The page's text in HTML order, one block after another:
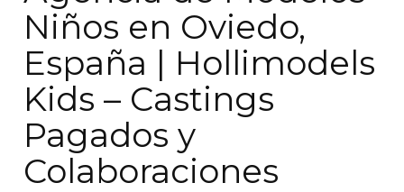
Niños en Oviedo,
España | Hollimodels
Kids – Castings
Pagados y
Colaboraciones